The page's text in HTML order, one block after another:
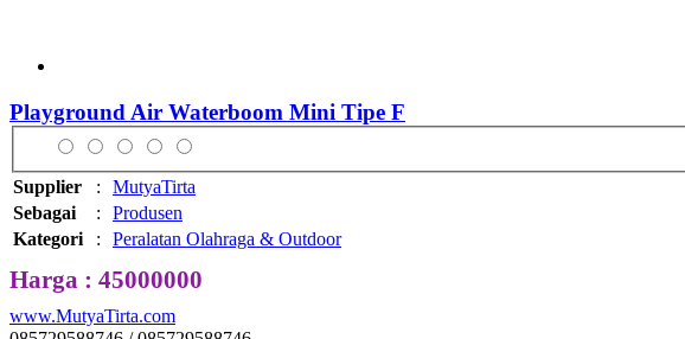
Playground Air Waterboom Mini Tipe F
Supplier :
MutyaTirta
Sebagai
:
Produsen
Kategori
: Peralatan Olahraga & Outdoor
Harga : 45000000
www.MutyaTirta.com